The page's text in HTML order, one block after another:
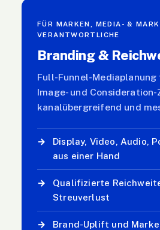
FÜR MARKEN, MEDIA- &
VERANTWORTLICHE
Branding &
Full-Funnel-Mediaplanung
Image- und
kanalübergreifend und
→
Display, Video, Audio,
aus einer Hand
→
Qualifizierte
Streuverlust
→
Brand-Uplift und